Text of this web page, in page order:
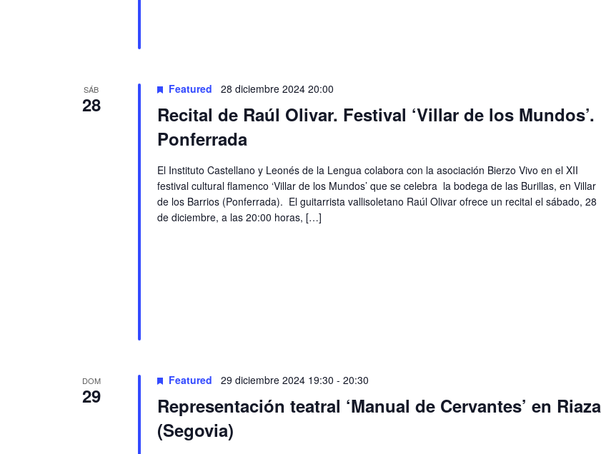
SÁB
28
Featured 28 diciembre 2024 20:00
Recital de Raúl Olivar. Festival ‘Villar de los Mundos’.
Ponferrada
El Instituto Castellano y Leonés de la Lengua colabora con la asociación Bierzo Vivo en el XII
festival cultural flamenco ‘Villar de los Mundos’ que se celebra la bodega de las Burillas, en Villar
de los Barrios (Ponferrada). El guitarrista vallisoletano Raúl Olivar ofrece un recital el sábado, 28
de diciembre, a las 20:00 horas, […]
DOM
29
Featured 29 diciembre 2024 19:30 - 20:30
Representación teatral ‘Manual de Cervantes’ en Riaza
(Segovia)